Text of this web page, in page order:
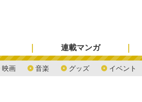
映画 音楽 グッズ イベント
連載マンガ